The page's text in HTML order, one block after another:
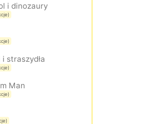
i dinozaury
straszydła
Man